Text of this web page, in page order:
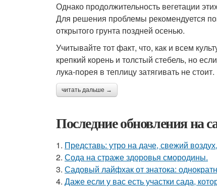
Однако продолжительность вегетации
Для решения проблемы рекомендуется
открытого грунта поздней осенью.
Учитывайте тот факт, что, как и всем
крепкий корень и толстый стебель, но
лука-порея в теплицу затягивать не стоит.
читать дальше →
Последние обновления на
1. Представь: утро на даче, свежий
2. Сода на страже здоровья смородины.
3. Садовый лайфхак от знатока:
4. Даже если у вас есть участки сада,